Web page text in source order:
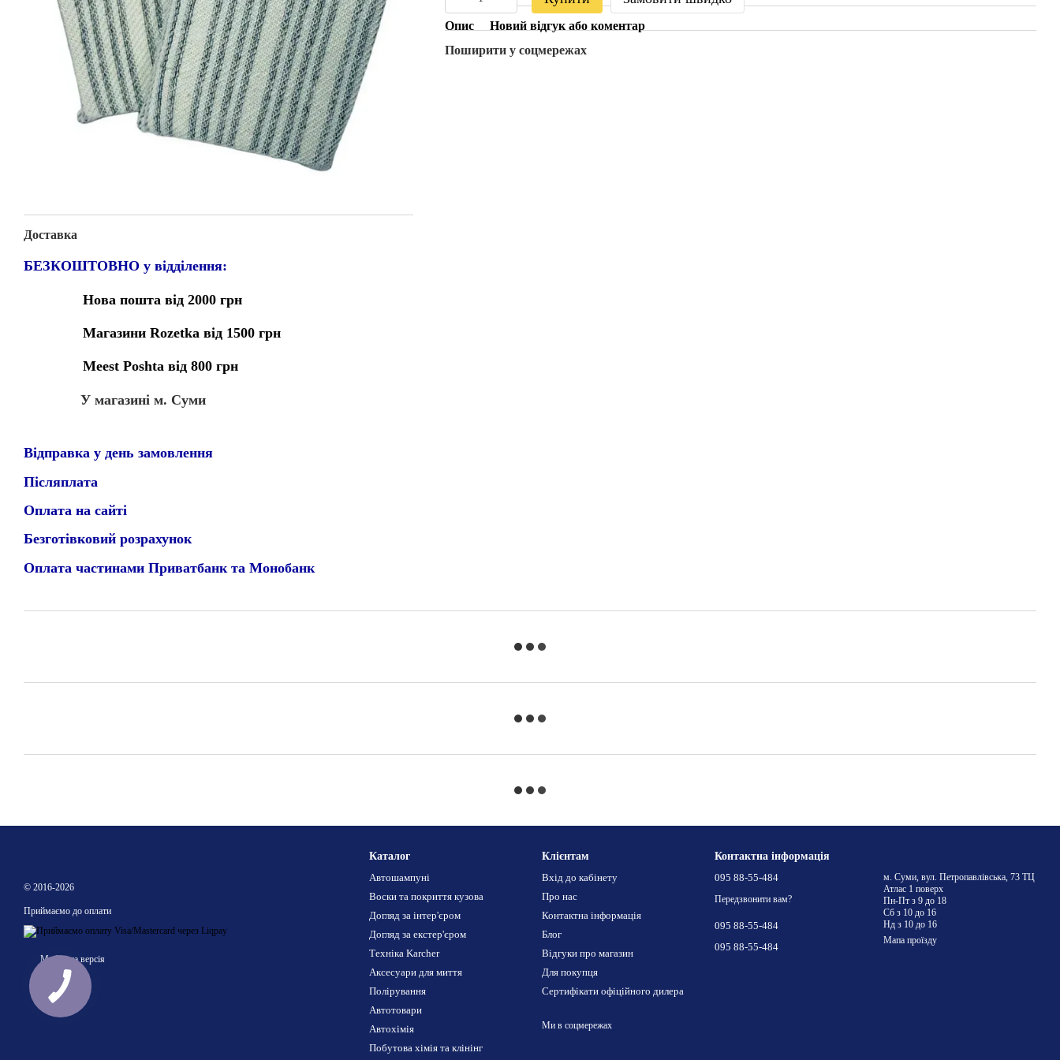
Доставка
БЕЗКОШТОВНО у відділення:
Нова пошта від 2000 грн
Магазини Rozetka від 1500 грн
Meest Poshta від 800 грн
У магазині м. Суми
Відправка у день замовлення
Післяплата
Оплата на сайті
Безготівковий розрахунок
Оплата частинами Приватбанк та Монобанк
Опис
Новий відгук або коментар
Поширити у соцмережах
© 2016-2026
Приймаємо до оплати
Мобільна версія
Каталог
Автошампуні
Воски та покриття кузова
Догляд за інтер'єром
Догляд за екстер'єром
Техніка Karcher
Аксесуари для миття
Полірування
Автотовари
Автохімія
Побутова хімія та клінінг
Клієнтам
Вхід до кабінету
Про нас
Контактна інформація
Блог
Відгуки про магазин
Для покупця
Сертифікати офіційного дилера
Ми в соцмережах
Контактна інформація
095 88-55-484
Передзвонити вам?
095 88-55-484
095 88-55-484
м. Суми, вул. Петропавлівська, 73 ТЦ
Атлас 1 поверх
Пн-Пт з 9 до 18
Сб з 10 до 16
Нд з 10 до 16
Мапа проїзду